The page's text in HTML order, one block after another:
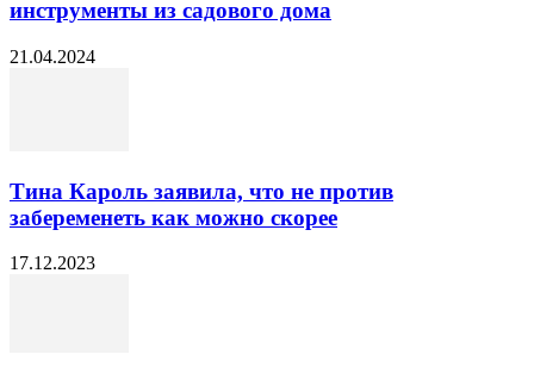
инструменты из садового дома
21.04.2024
Тина Кароль заявила, что не против
забеременеть как можно скорее
17.12.2023